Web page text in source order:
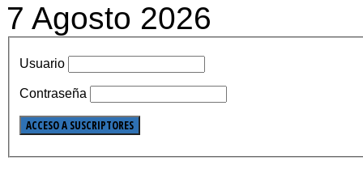
7 Agosto 2026
Usuario
Contraseña